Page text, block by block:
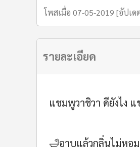
โพสเมื่อ 07-05-2019 [อัปเ
รายละเอียด
แชมพูวาชิวา ดียังไง
🛁อาบแล้วกลิ่นไม่หอ